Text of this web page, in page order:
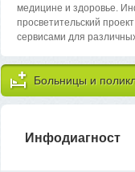
медицине и здоровье.
просветительский
сервисами для
Больницы и
Инфодиагност